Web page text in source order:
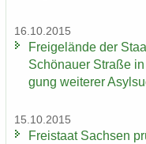
16.10.2015
Frei­ge­län­de der
Schö­nau­er Stra­ße
gung wei­te­rer
15.10.2015
Frei­staat Sach­sen